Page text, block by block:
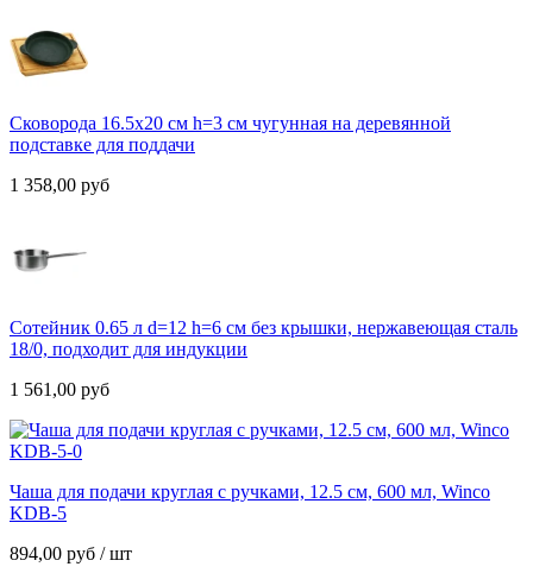
Сковорода 16.5х20 см h=3 cм чугунная на деревянной
подставке для поддачи
1 358,00 руб
Сотейник 0.65 л d=12 h=6 см без крышки, нержавеющая сталь
18/0, подходит для индукции
1 561,00 руб
Чаша для подачи круглая с ручками, 12.5 см, 600 мл, Winco
KDB-5
894,00 руб / шт